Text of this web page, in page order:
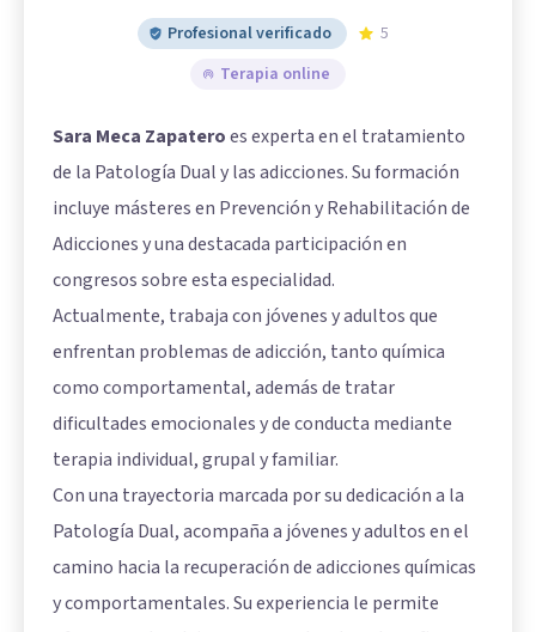
Profesional verificado
5
Terapia online
Sara Meca Zapateroes experta en el tratamiento
de la Patología Dual y las adicciones. Su formación
incluye másteres en Prevención y Rehabilitación de
Adicciones y una destacada participación en
congresos sobre esta especialidad.
Actualmente, trabaja con jóvenes y adultos que
enfrentan problemas de adicción, tanto química
como comportamental, además de tratar
dificultades emocionales y de conducta mediante
terapia individual, grupal y familiar.
Con una trayectoria marcada por su dedicación a la
Patología Dual, acompaña a jóvenes y adultos en el
camino hacia la recuperación de adicciones químicas
y comportamentales. Su experiencia le permite